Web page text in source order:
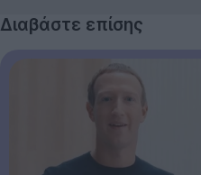
Διαβάστε επίσης